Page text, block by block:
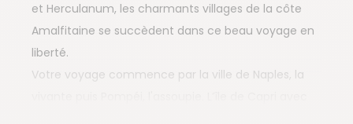
et Herculanum, les charmants villages de la côte
Amalfitaine se succèdent dans ce beau voyage en
liberté.
Votre voyage commence par la ville de Naples, la